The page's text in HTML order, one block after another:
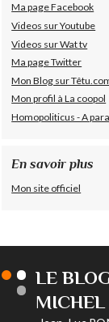
Ma page Facebook
Videos sur Youtube
Videos sur Wat tv
Ma page Twitter
Mon Blog sur
Mon profil à La coopol
Homopoliticus - A
En savoir plus
Mon site officiel
LE
MICHEL